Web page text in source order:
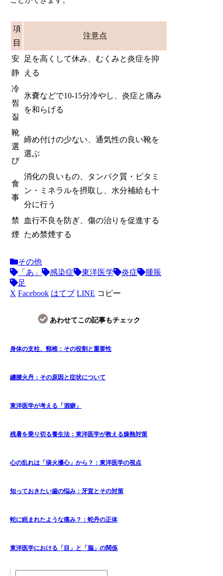
項
目
注意点
安
静
足を高くして休み、むくみと炎症を抑
える
冷
찜
질
氷嚢などで10-15分冷やし、炎症と痛み
を和らげる
靴
選
び
締め付けの少ない、通気性の良い靴を
選ぶ
食
事
消化の良いもの、タンパク質・ビタミ
ン・ミネラルを摂取し、水分補給も十
分に行う
禁
煙
血行不良を防ぎ、傷の治りを促進する
ため禁煙する
その他
「あ」
感染症 東洋医学 炎症
腫脹
足
X Facebook はてブ LINE コピー
あわせてこの記事もチェック
身体の支柱、頸椎：その役割と重要性
纏腰火丹：その原因と症状について
東洋医学が考える「酒癖」
残暑を乗り切る養生法：東洋医学が教える燥熱対策
心の乱れは「痰火擾心」から？：東洋医学の視点
知っておきたい歯の悩み：牙宣とその対策
蛇に睨まれたような痛み？：蛇丹の正体
東洋医学における「目」と「脳」の関係